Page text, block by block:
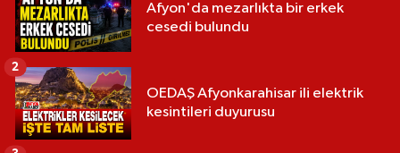
Afyon'da mezarlıkta bir erkek
cesedi bulundu
OEDAŞ Afyonkarahisar ili elektrik
kesintileri duyurusu
2